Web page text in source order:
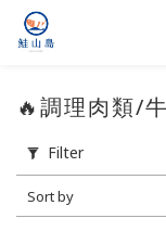
🔥調理肉類/
Filter
Sort by